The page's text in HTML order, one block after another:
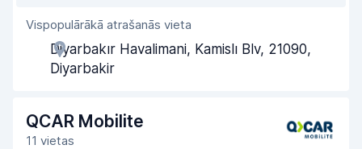
Aģentu atbalsts
Saņemšanas ātrums
Auto tīrība 8,6
Vispopulārākā atrašanās vieta
Diyarbakır Havalimani, Kamislı Blv, 21090,
Diyarbakir
QCAR Mobilite
11 vietas